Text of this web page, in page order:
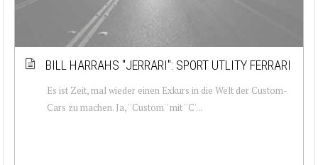
BILL HARRAHS ''JERRARI'': SPORT UTLITY FERRARI
Es ist Zeit, mal wieder einen Exkurs in die Welt der Custom-
Cars zu machen. Ja, ''Custom'' mit ''C'...